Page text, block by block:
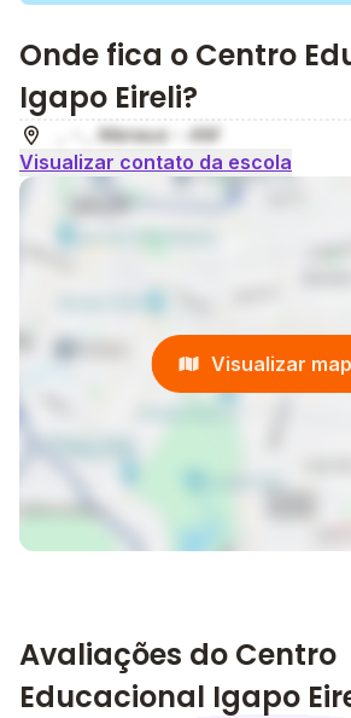
Onde fica o Centro
Igapo Eireli?
, - , Manaus - AM
Visualizar contato da escola
Visualizar
Avaliações do Centro
Educacional Igapo